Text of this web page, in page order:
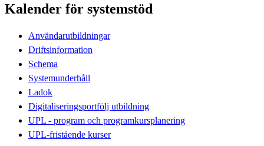
Kalender för systemstöd
Användarutbildningar
Driftsinformation
Schema
Systemunderhåll
Ladok
Digitaliseringsportfölj utbildning
UPL - program och programkursplanering
UPL-fristående kurser